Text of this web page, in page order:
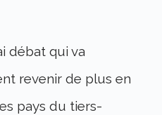
débat qui va
revenir de plus en
pays du tiers-